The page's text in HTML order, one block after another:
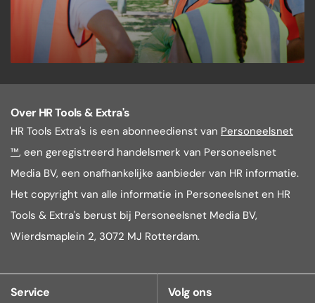
Over HR Tools & Extra's
HR Tools Extra's is een abonneedienst van Personeelsnet
™, een geregistreerd handelsmerk van Personeelsnet
Media BV, een onafhankelijke aanbieder van HR informatie.
Het copyright van alle informatie in Personeelsnet en HR
Tools & Extra's berust bij Personeelsnet Media BV,
Wierdsmaplein 2, 3072 MJ Rotterdam.
Service Volg ons